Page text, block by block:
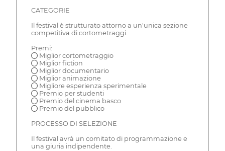
CATEGORIE
Il festival è strutturato attorno a un'unica sezione
competitiva di cortometraggi.
Premi:
● Miglior cortometraggio
● Miglior fiction
● Miglior documentario
● Miglior animazione
● Migliore esperienza sperimentale
● Premio per studenti
● Premio del cinema basco
● Premio del pubblico
PROCESSO DI SELEZIONE
Il festival avrà un comitato di programmazione e
una giuria indipendente.